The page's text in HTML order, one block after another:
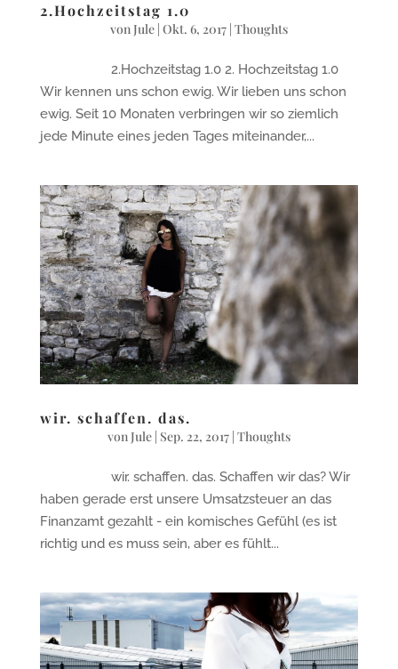
2.Hochzeitstag 1.0
vonJule| Okt. 6, 2017| Thoughts
2.Hochzeitstag 1.0 2. Hochzeitstag 1.0
Wir kennen uns schon ewig. Wir lieben uns schon
ewig. Seit 10 Monaten verbringen wir so ziemlich
jede Minute eines jeden Tages miteinander,...
wir. schaffen. das.
vonJule| Sep. 22, 2017| Thoughts
wir. schaffen. das. Schaffen wir das? Wir
haben gerade erst unsere Umsatzsteuer an das
Finanzamt gezahlt - ein komisches Gefühl (es ist
richtig und es muss sein, aber es fühlt...